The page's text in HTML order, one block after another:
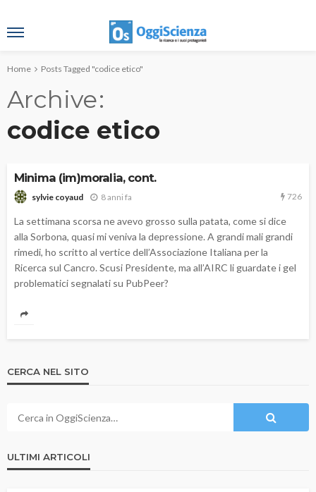
Home Posts Tagged "codice etico"
Archive
codice etico
Minima (im)moralia, cont.
sylvie coyaud 8 anni fa 726
La settimana scorsa ne avevo grosso sulla patata, come si dice
alla Sorbona, quasi mi veniva la depressione. A grandi mali grandi
rimedi, ho scritto al vertice dell’Associazione Italiana per la
Ricerca sul Cancro. Scusi Presidente, ma all’AIRC li guardate i gel
problematici segnalati su PubPeer?
CERCA NEL SITO
ULTIMI ARTICOLI